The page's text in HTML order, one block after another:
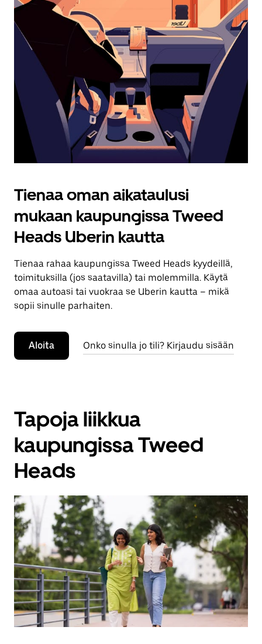
Tienaa oman aikataulusi
mukaan kaupungissa Tweed
Heads Uberin kautta
Tienaa rahaa kaupungissa Tweed Heads kyydeillä,
toimituksilla (jos saatavilla) tai molemmilla. Käytä
omaa autoasi tai vuokraa se Uberin kautta – mikä
sopii sinulle parhaiten.
Aloita Onko sinulla jo tili? Kirjaudu sisään
Tapoja liikkua
kaupungissa Tweed
Heads